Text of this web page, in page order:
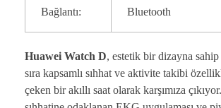
Bağlantı: Bluetooth
Huawei Watch D, estetik bir dizayna sahip
sıra kapsamlı sıhhat ve aktivite takibi
çeken bir akıllı saat olarak karşımıza